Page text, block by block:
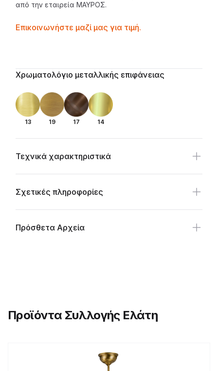
από την εταιρεία ΜΑΥΡΟΣ.
Contactprice
Επικοινωνήστε μαζί μας για τιμή.
Additional details
Χρωματολόγιο μεταλλικής επιφάνειας
13 19 17 14
Τεχνικά χαρακτηριστικά
Σχετικές πληροφορίες
Πρόσθετα Αρχεία
Προϊόντα Συλλογής Ελάτη